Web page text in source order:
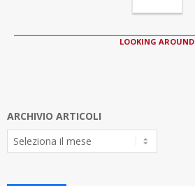
LOOKING AROUND
ARCHIVIO ARTICOLI
Archivio
Articoli